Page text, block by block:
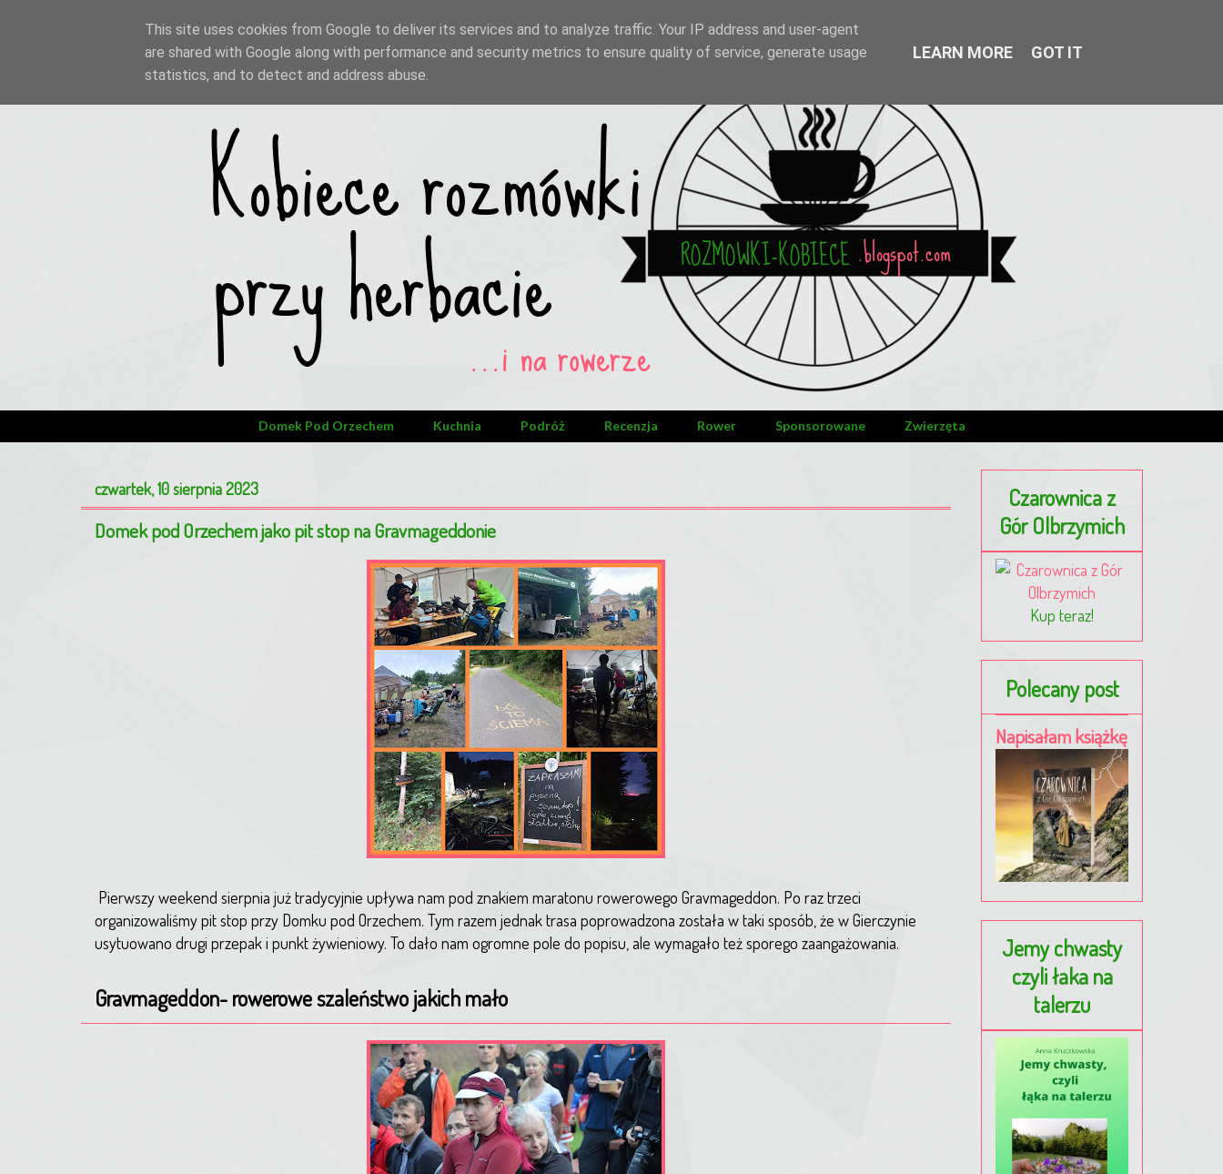
Domek Pod Orzechem Kuchnia Podróż Recenzja Rower Sponsorowane Zwierzęta
czwartek, 10 sierpnia 2023
Domek pod Orzechem jako pit stop na Gravmageddonie
Pierwszy weekend sierpnia już tradycyjnie upływa nam pod znakiem maratonu rowerowego Gravmageddon. Po raz trzeci
organizowaliśmy pit stop przy Domku pod Orzechem. Tym razem jednak trasa poprowadzona została w taki sposób, że w Gierczynie
usytuowano drugi przepak i punkt żywieniowy. To dało nam ogromne pole do popisu, ale wymagało też sporego zaangażowania.
Gravmageddon- rowerowe szaleństwo jakich mało
Czarownica z
Gór Olbrzymich
Kup teraz!
Polecany post
Napisałam książkę
Jemy chwasty
czyli łaka na
talerzu
This site uses cookies from Google to deliver its services and to analyze traffic. Your IP address and user-agent
are shared with Google along with performance and security metrics to ensure quality of service, generate usage
statistics, and to detect and address abuse.
LEARN MORE GOT IT